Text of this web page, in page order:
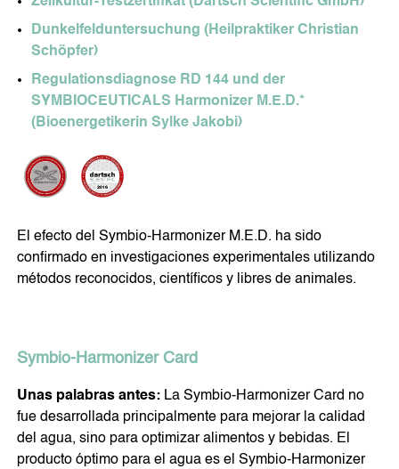
Dunkelfelduntersuchung (Heilpraktiker Christian
Schöpfer)
Regulationsdiagnose RD 144 und der
SYMBIOCEUTICALS Harmonizer M.E.D.*
(Bioenergetikerin Sylke Jakobi)
El efecto del Symbio-Harmonizer M.E.D. ha sido
confirmado en investigaciones experimentales utilizando
métodos reconocidos, científicos y libres de animales.
Symbio-Harmonizer Card
Unas palabras antes: La Symbio-Harmonizer Card no
fue desarrollada principalmente para mejorar la calidad
del agua, sino para optimizar alimentos y bebidas. El
producto óptimo para el agua es el Symbio-Harmonizer